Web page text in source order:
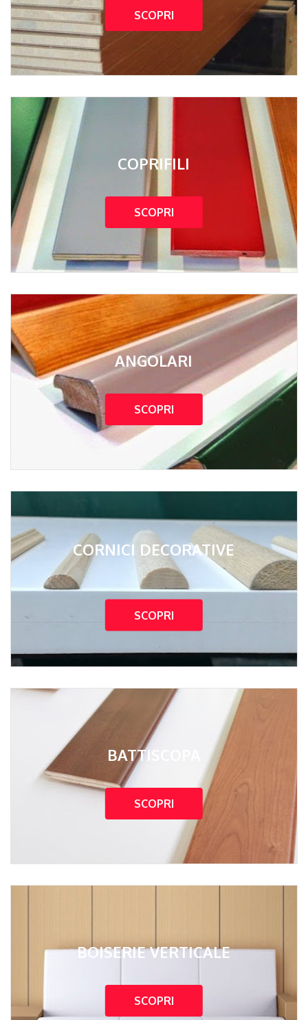
SCOPRI
COPRIFILI
SCOPRI
ANGOLARI
SCOPRI
CORNICI DECORATIVE
SCOPRI
BATTISCOPA
SCOPRI
BOISERIE VERTICALE
SCOPRI